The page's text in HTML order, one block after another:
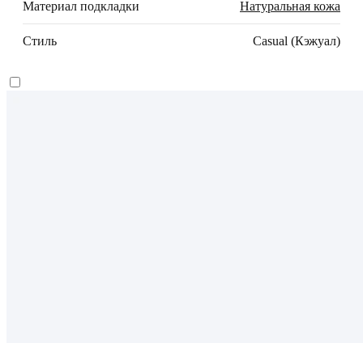
Материал подкладки Натуральная кожа
Стиль Casual (Кэжуал)